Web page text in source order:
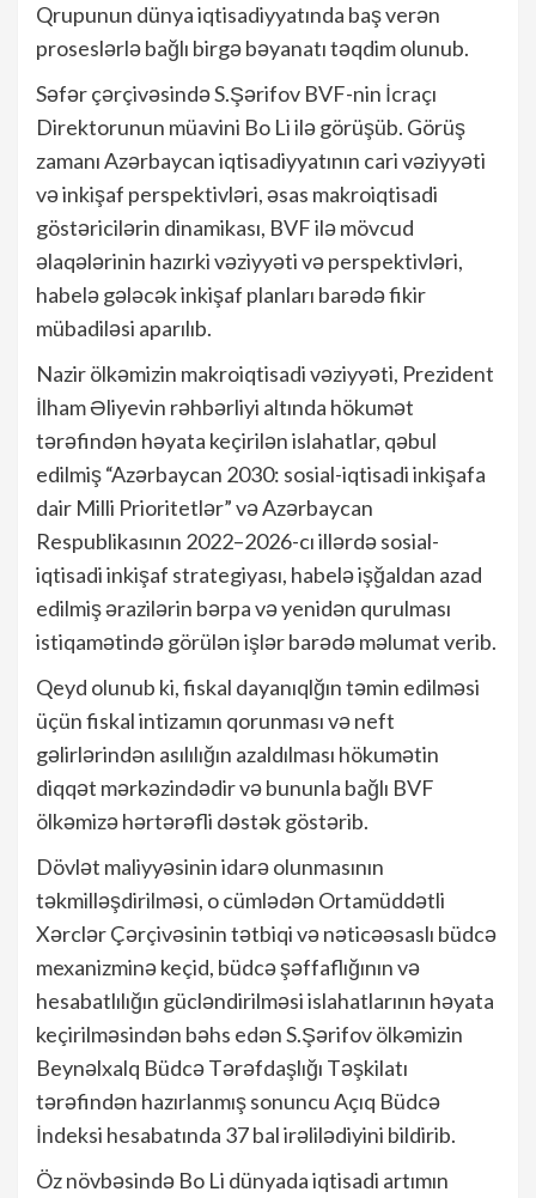
Qrupunun dünya iqtisadiyyatında baş verən
proseslərlə bağlı birgə bəyanatı təqdim olunub.
Səfər çərçivəsində S.Şərifov BVF-nin İcraçı
Direktorunun müavini Bo Li ilə görüşüb. Görüş
zamanı Azərbaycan iqtisadiyyatının cari vəziyyəti
və inkişaf perspektivləri, əsas makroiqtisadi
göstəricilərin dinamikası, BVF ilə mövcud
əlaqələrinin hazırki vəziyyəti və perspektivləri,
habelə gələcək inkişaf planları barədə fikir
mübadiləsi aparılıb.
Nazir ölkəmizin makroiqtisadi vəziyyəti, Prezident
İlham Əliyevin rəhbərliyi altında hökumət
tərəfindən həyata keçirilən islahatlar, qəbul
edilmiş “Azərbaycan 2030: sosial-iqtisadi inkişafa
dair Milli Prioritetlər” və Azərbaycan
Respublikasının 2022–2026-cı illərdə sosial-
iqtisadi inkişaf strategiyası, habelə işğaldan azad
edilmiş ərazilərin bərpa və yenidən qurulması
istiqamətində görülən işlər barədə məlumat verib.
Qeyd olunub ki, fiskal dayanıqlğın təmin edilməsi
üçün fiskal intizamın qorunması və neft
gəlirlərindən asılılığın azaldılması hökumətin
diqqət mərkəzindədir və bununla bağlı BVF
ölkəmizə hərtərəfli dəstək göstərib.
Dövlət maliyyəsinin idarə olunmasının
təkmilləşdirilməsi, o cümlədən Ortamüddətli
Xərclər Çərçivəsinin tətbiqi və nəticəəsaslı büdcə
mexanizminə keçid, büdcə şəffaflığının və
hesabatlılığın gücləndirilməsi islahatlarının həyata
keçirilməsindən bəhs edən S.Şərifov ölkəmizin
Beynəlxalq Büdcə Tərəfdaşlığı Təşkilatı
tərəfindən hazırlanmış sonuncu Açıq Büdcə
İndeksi hesabatında 37 bal irəlilədiyini bildirib.
Öz növbəsində Bo Li dünyada iqtisadi artımın